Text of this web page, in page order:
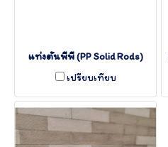
แท่งตันพีพี (PP Solid Rods)
เปรียบเทียบ